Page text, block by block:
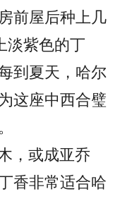
前屋后种上几
淡紫色的丁
到夏天，哈尔
这座中西合璧
，或成亚乔
香非常适合哈